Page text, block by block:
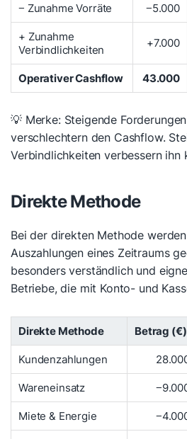
− Zunahme Vorräte
−5.000
+ Zunahme
Verbindlichkeiten
+7.000
Operativer Cashflow
43.000
💡 Merke: Steigende
verschlechtern den Cashflow.
Verbindlichkeiten verbessern ihn
Direkte Methode
Bei der direkten Methode
Auszahlungen eines Zeitraums
besonders verständlich und
Betriebe, die mit Konto- und
Direkte Methode Betrag (€)
Kundenzahlungen
Wareneinsatz
Miete & Energie